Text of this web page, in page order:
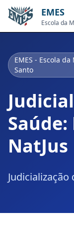
EMES
Escola da
EMES - Escola
Santo
NatJus
Judicialização